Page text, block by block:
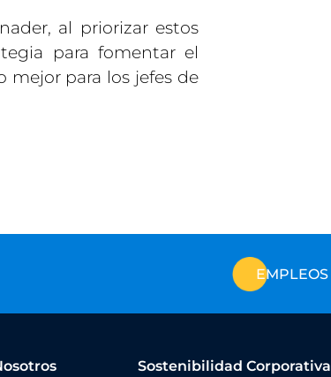
al priorizar estos
para fomentar el
mejor para los jefes de
EMPLEOS
Sostenibilidad Corporativa